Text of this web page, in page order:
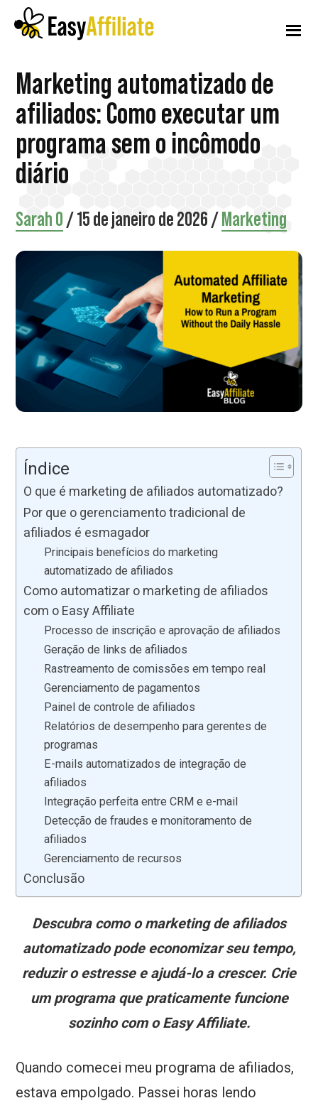
para
principal
para
lateral
principal
para
Menu
adicional
Afiliado
fácil
Inicie
um
programa
de
afiliados
seu
site
WordPress
Marketing automatizado de
afiliados: Como executar um
programa sem o incômodo
diário
Sarah O/15 de janeiro de 2026/ Marketing
Índice
O que é marketing de afiliados automatizado?
Por que o gerenciamento tradicional de
afiliados é esmagador
Principais benefícios do marketing
automatizado de afiliados
Como automatizar o marketing de afiliados
com o Easy Affiliate
Processo de inscrição e aprovação de afiliados
Geração de links de afiliados
Rastreamento de comissões em tempo real
Gerenciamento de pagamentos
Painel de controle de afiliados
Relatórios de desempenho para gerentes de
programas
E-mails automatizados de integração de
afiliados
Integração perfeita entre CRM e e-mail
Detecção de fraudes e monitoramento de
afiliados
Gerenciamento de recursos
Conclusão
Descubra como o marketing de afiliados
automatizado pode economizar seu tempo,
reduzir o estresse e ajudá-lo a crescer. Crie
um programa que praticamente funcione
sozinho com o Easy Affiliate.
Quando comecei meu programa de afiliados,
estava empolgado. Passei horas lendo